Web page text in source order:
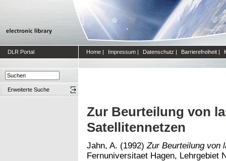
DLR Portal Home | Impressum | Datenschutz | Barrierefreiheit |
Erweiterte Suche
Zur Beurteilung von
Satellitennetzen
Jahn, A. (1992) Zur Beurteilung von
Fernuniversitaet Hagen, Lehrgebiet